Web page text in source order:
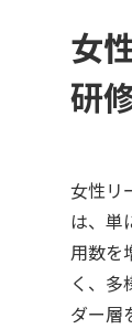
女
研
女性リ
は、単
用数を
く、多
ダー層